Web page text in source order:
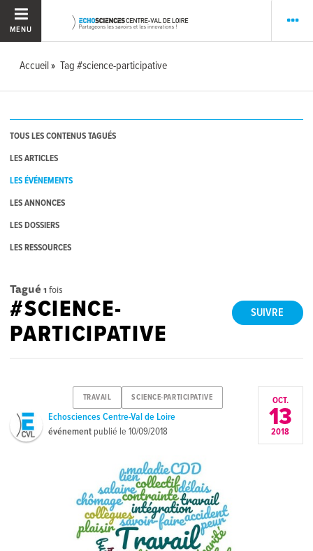
MENU
Accueil Tag #science-participative
TOUS LES CONTENUS TAGUÉS
LES ARTICLES
LES ÉVÉNEMENTS
LES ANNONCES
LES DOSSIERS
LES RESSOURCES
Tagué 1 fois
SUIVRE
#SCIENCE-
PARTICIPATIVE
TRAVAIL SCIENCE-PARTICIPATIVE
Echosciences Centre-Val de Loire
événement publié le10/09/2018
OCT.
13
2018